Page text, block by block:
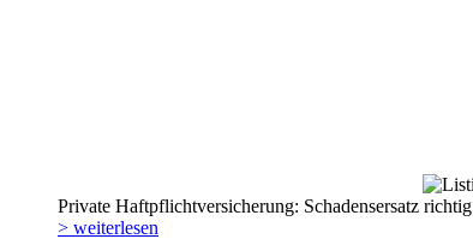
Private Haftpflicht­versicherung: Schadensersatz
> weiterlesen